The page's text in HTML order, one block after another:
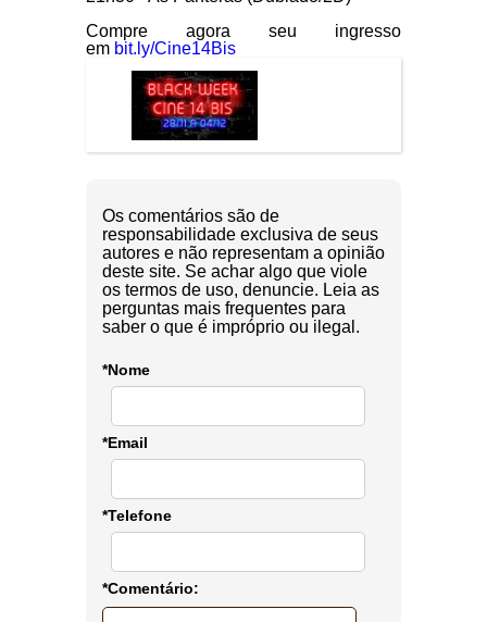
Compre agora seu ingresso
em bit.ly/Cine14Bis
Os comentários são de
responsabilidade exclusiva de seus
autores e não representam a opinião
deste site. Se achar algo que viole
os termos de uso, denuncie. Leia as
perguntas mais frequentes para
saber o que é impróprio ou ilegal.
*Nome
*Email
*Telefone
*Comentário: